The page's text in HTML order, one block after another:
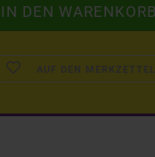
AUF DEN MERKZETTEL